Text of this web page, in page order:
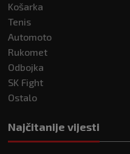
Košarka
Tenis
Automoto
Rukomet
Odbojka
SK Fight
Ostalo
Najčitanije vijesti